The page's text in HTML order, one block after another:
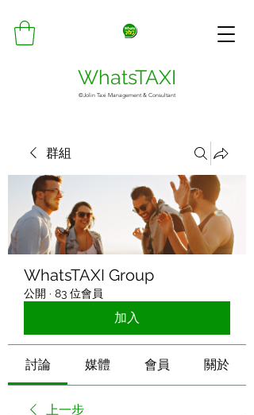
WhatsTAXI
©Jolin Taxi Management & Consultant
群組
WhatsTAXI Group
公開 · 83 位會員
加入
討論 媒體 會員 關於
上一步